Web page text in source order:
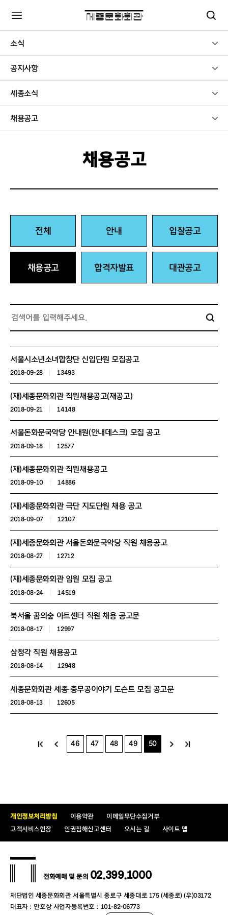
소식
공지사항
세종소식
채용공고
채용공고
전체 안내 입찰공고
채용공고 합격자발표 대관공고
서울시소년소녀합창단 신입단원 모집공고
2018-09-28 13493
(재)세종문화회관 직원채용공고(재공고)
2018-09-21 14148
서울돈화문국악당 안내원(안내데스크) 모집 공고
2018-09-18 12577
(재)세종문화회관 직원채용공고
2018-09-10 14886
(재)세종문화회관 극단 지도단원 채용 공고
2018-09-07 12107
(재)세종문화회관 서울돈화문국악당 직원 채용공고
2018-08-27 12712
(재)세종문화회관 임원 모집 공고
2018-08-24 14519
북서울 꿈의숲 아트센터 직원 채용 공고문
2018-08-17 12997
삼청각 직원 채용공고
2018-08-14 12948
세종문화회관 세종·충무공이야기 도슨트 모집 공고문
2018-08-13 12605
46 47 48 49 50
개인정보처리방침 이용약관
이메일무단수집거부
고객서비스헌장
인권침해신고센터 오시는 길 사이트 맵
재단법인 세종문화회관 서울특별시 종로구 세종대로 175 (세종로) (우)03172
대표자 : 안호상 사업자등록번호 : 101-82-06773
전화예매 및 문의 02.399.1000